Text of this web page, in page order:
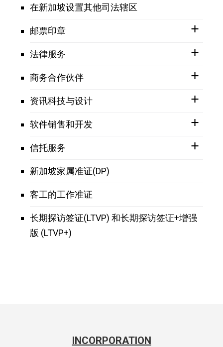
在新加坡设置其他司法辖区
邮票印章
法律服务
商务合作伙伴
资讯科技与设计
软件销售和开发
信托服务
新加坡家属准证(DP)
客工的工作准证
长期探访签证(LTVP) 和长期探访签证+增强
版 (LTVP+)
INCORPORATION